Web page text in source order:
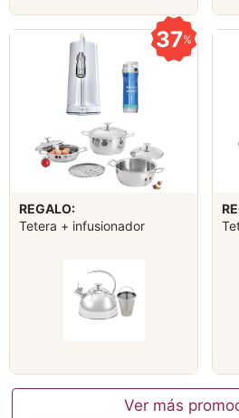
37%
REGALO:
Tetera + infusionador
Ver más